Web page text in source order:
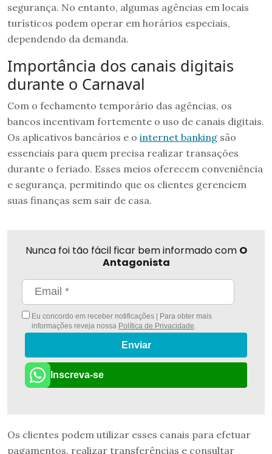
segurança. No entanto, algumas agências em locais
turísticos podem operar em horários especiais,
dependendo da demanda.
Importância dos canais digitais
durante o Carnaval
Com o fechamento temporário das agências, os
bancos incentivam fortemente o uso de canais digitais.
Os aplicativos bancários e o internet banking são
essenciais para quem precisa realizar transações
durante o feriado. Esses meios oferecem conveniência
e segurança, permitindo que os clientes gerenciem
suas finanças sem sair de casa.
Nunca foi tão fácil ficar bem informado com O
Antagonista
Eu concordo em receber notificações | Para obter mais
informações reveja nossa Política de Privacidade
Enviar
Inscreva-se
Os clientes podem utilizar esses canais para efetuar
pagamentos, realizar transferências e consultar